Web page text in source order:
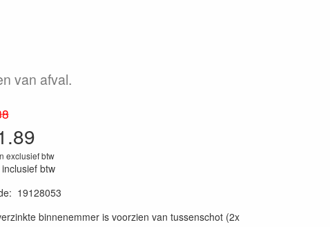
van afval.
exclusief btw
inclusief btw
: 19128053
binnenemmer is voorzien van tussenschot (2x